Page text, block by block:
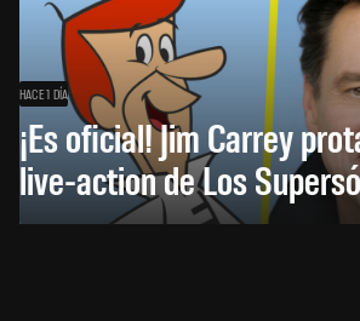
HACE 1 DÍA
¡Es oficial! Jim Carrey
live-action de Los